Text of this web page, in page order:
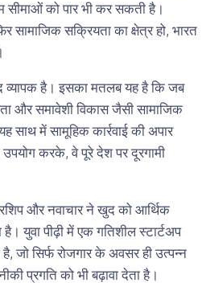
सीमाओं को पार भी कर सकती है।
सामाजिक सक्रियता का क्षेत्र हो, भारत
व्यापक है। इसका मतलब यह है कि जब
और समावेशी विकास जैसी सामाजिक
साथ में सामूहिक कार्रवाई की अपार
करके, वे पूरे देश पर दूरगामी
और नवाचार ने खुद को आर्थिक
युवा पीढ़ी में एक गतिशील स्टार्टअप
जो सिर्फ रोजगार के अवसर ही उत्पन्न
प्रगति को भी बढ़ावा देता है।